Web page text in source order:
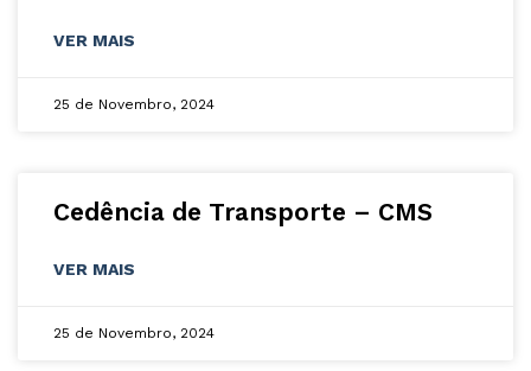
VER MAIS
25 de Novembro, 2024
Cedência de Transporte – CMS
VER MAIS
25 de Novembro, 2024